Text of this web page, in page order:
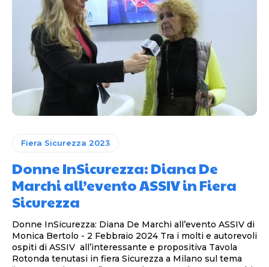
Fiera Sicurezza 2023
Donne InSicurezza: Diana De
Marchi all’evento ASSIV in Fiera
Sicurezza
Donne InSicurezza: Diana De Marchi all’evento ASSIV di
Monica Bertolo - 2 Febbraio 2024 Tra i molti e autorevoli
ospiti di ASSIV all’interessante e propositiva Tavola
Rotonda tenutasi in fiera Sicurezza a Milano sul tema